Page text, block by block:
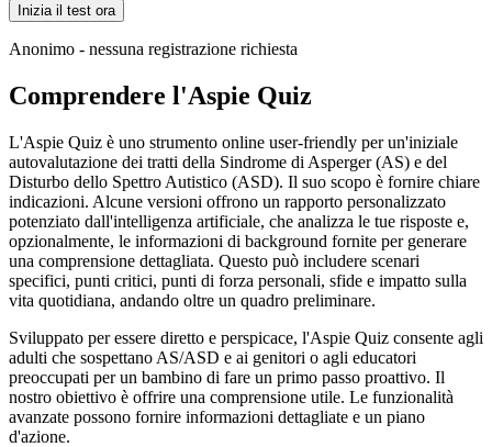
Inizia il test ora
Anonimo - nessuna registrazione richiesta
Comprendere l'Aspie Quiz
L'Aspie Quiz è uno strumento online user-friendly per un'iniziale
autovalutazione dei tratti della Sindrome di Asperger (AS) e del
Disturbo dello Spettro Autistico (ASD). Il suo scopo è fornire chiare
indicazioni. Alcune versioni offrono un rapporto personalizzato
potenziato dall'intelligenza artificiale, che analizza le tue risposte e,
opzionalmente, le informazioni di background fornite per generare
una comprensione dettagliata. Questo può includere scenari
specifici, punti critici, punti di forza personali, sfide e impatto sulla
vita quotidiana, andando oltre un quadro preliminare.
Sviluppato per essere diretto e perspicace, l'Aspie Quiz consente agli
adulti che sospettano AS/ASD e ai genitori o agli educatori
preoccupati per un bambino di fare un primo passo proattivo. Il
nostro obiettivo è offrire una comprensione utile. Le funzionalità
avanzate possono fornire informazioni dettagliate e un piano
d'azione.